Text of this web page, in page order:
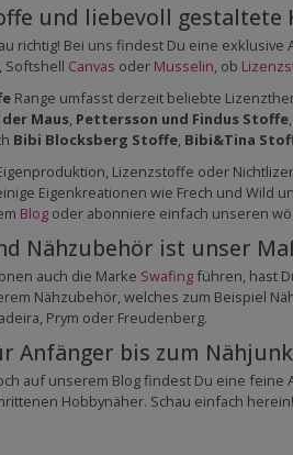
und liebevoll
richtig! Bei uns findest Du eine
Softshell Canvas oder Musselin, ob
Range umfasst derzeit beliebte
Maus, Pettersson und Findus Stoffe,
Bibi Blocksberg Stoffe, Bibi&Tina
Lizenzstoffe oder
Eigenkreationen wie Frech und Wild
Blog oder abonniere einfach unseren
Nähzubehör ist unser
auch die Marke Swafing führen, hast
Nähzubehör, welches zum Beispiel
Prym oder Freudenberg.
Anfänger bis zum
auf unserem Blog findest Du eine
Hobbynäher. Schau einfach herein!